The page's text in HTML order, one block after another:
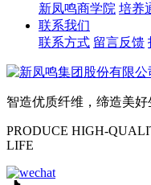
新凤鸣商学院 培养
联系我们
联系方式 留言反馈
智造优质纤维，缔造美好
PRODUCE HIGH-
LIFE